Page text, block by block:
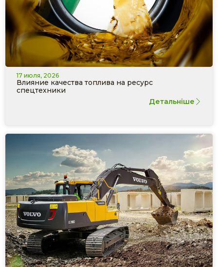
17 июля, 2026
Влияние качества топлива на ресурс
спецтехники
Детальніше